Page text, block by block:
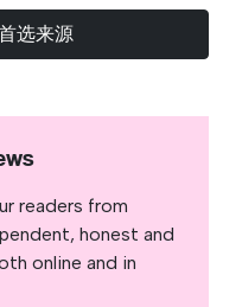
选来源
readers from
honest and
online and in